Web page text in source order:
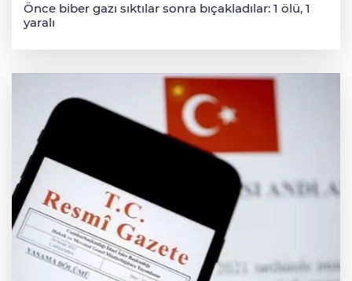
Önce biber gazı sıktılar sonra bıçakladılar: 1 ölü, 1
yaralı